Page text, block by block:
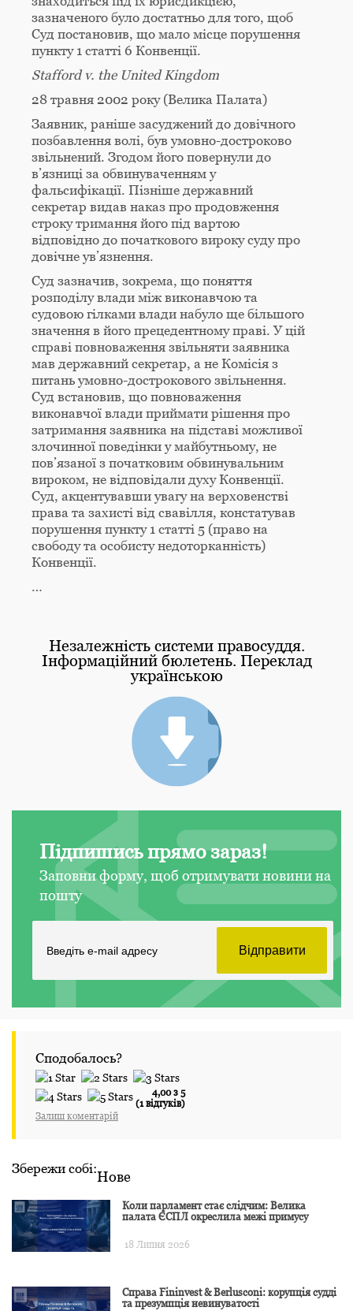
зазначеного було достатньо для того, щоб
Суд постановив, що мало місце порушення
пункту 1 статті 6 Конвенції.
Stafford v. the United Kingdom
28 травня 2002 року (Велика Палата)
Заявник, раніше засуджений до довічного
позбавлення волі, був умовно-достроково
звільнений. Згодом його повернули до
в’язниці за обвинуваченням у
фальсифікації. Пізніше державний
секретар видав наказ про продовження
строку тримання його під вартою
відповідно до початкового вироку суду про
довічне ув’язнення.
Суд зазначив, зокрема, що поняття
розподілу влади між виконавчою та
судовою гілками влади набуло ще більшого
значення в його прецедентному праві. У цій
справі повноваження звільняти заявника
мав державний секретар, а не Комісія з
питань умовно-дострокового звільнення.
Суд встановив, що повноваження
виконавчої влади приймати рішення про
затримання заявника на підставі можливої
злочинної поведінки у майбутньому, не
пов’язаної з початковим обвинувальним
вироком, не відповідали духу Конвенції.
Суд, акцентувавши увагу на верховенстві
права та захисті від свавілля, констатував
порушення пункту 1 статті 5 (право на
свободу та особисту недоторканність)
Конвенції.
…
Незалежність системи правосуддя.
Інформаційний бюлетень. Переклад
українською
Підпишись прямо зараз!
Заповни форму, щоб отримувати новини на
пошту
Сподобалось?
4,00 з 5
(1 відгуків)
Залиш коментарій
Збережи собі:Нове
Коли парламент стає слідчим: Велика
палата ЄСПЛ окреслила межі примусу
18 Липня 2026
Справа Fininvest & Berlusconi: корупція судді
та презумпція невинуватості